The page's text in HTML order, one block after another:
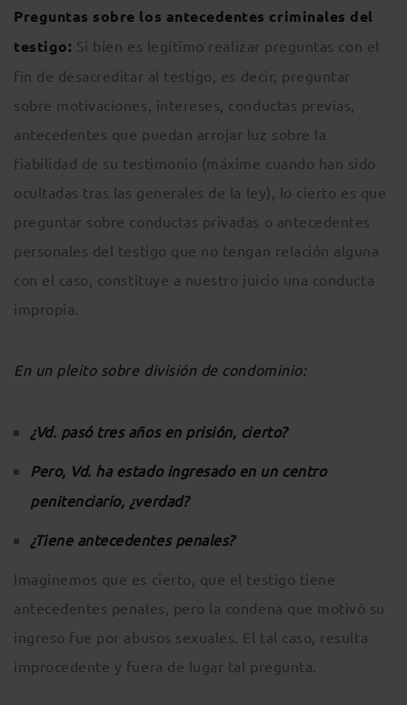
Preguntas sobre los antecedentes criminales del
testigo: Si bien es legítimo realizar preguntas con el
fin de desacreditar al testigo, es decir, preguntar
sobre motivaciones, intereses, conductas previas,
antecedentes que puedan arrojar luz sobre la
fiabilidad de su testimonio (máxime cuando han sido
ocultadas tras las generales de la ley), lo cierto es que
preguntar sobre conductas privadas o antecedentes
personales del testigo que no tengan relación alguna
con el caso, constituye a nuestro juicio una conducta
impropia.
En un pleito sobre división de condominio:
¿Vd. pasó tres años en prisión, cierto?
Pero, Vd. ha estado ingresado en un centro
penitenciario, ¿verdad?
¿Tiene antecedentes penales?
Imaginemos que es cierto, que el testigo tiene
antecedentes penales, pero la condena que motivó su
ingreso fue por abusos sexuales. El tal caso, resulta
improcedente y fuera de lugar tal pregunta.